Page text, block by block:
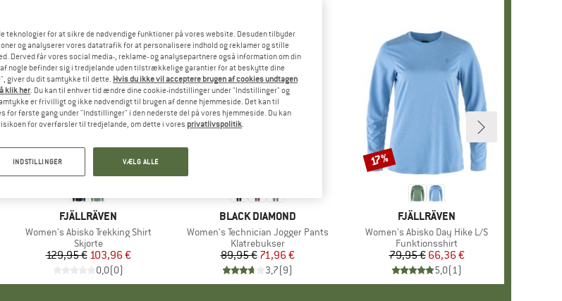
MÆRKE
FJÄLLRÄVEN
Artikel
Women's Abisko Trekking Shirt
Produktgruppe
Skjorte
Pris
129,95 € Nedsat pris
103,96 €
0,0(0)
Rabat
20%
MÆRKE
BLACK DIAMOND
Artikel
Women's Technician Jogger Pants
Produktgruppe
Klatrebukser
Pris
89,95 €Nedsat pris
71,96 €
3,7(9)
MÆRKE
FJÄLLRÄVEN
Artikel
Women's Abisko Day Hike L/S
Produktgruppe
Funktionsshirt
Pris
79,95 € Nedsat pris
66,36 €
5,0(1)
Rabat
17%
teknologier for at sikre de nødvendige funktioner på vores website. Desuden tilbyder
og analyserer vores datatrafik for at personalisere indhold og reklamer og stille
Derved får vores social media-, reklame- og analysepartnere også information om din
nogle befinder sig i tredjelande uden tilstrækkelige garantier for at beskytte dine
giver du dit samtykke til dette. Hvis du ikke vil acceptere brugen af cookies undtagen
klik her. Du kan til enhver tid ændre dine cookie-indstillinger under "Indstillinger" og
er frivilligt og ikke nødvendigt til brugen af denne hjemmeside. Det kan til
for første gang under "Indstillinger" i den nederste del på vores hjemmeside. Du kan
for overførsler til tredjelande, om dette i vores privatlivspolitik.
INDSTILLINGER VÆLG ALLE